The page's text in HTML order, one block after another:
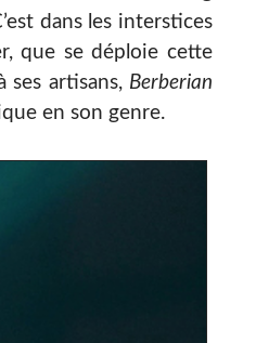
dans les interstices
que se déploie cette
ses artisans, Berberian
en son genre.